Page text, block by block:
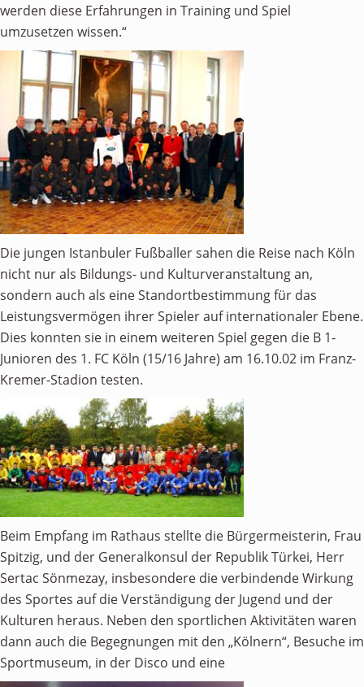
werden diese Erfahrungen in Training und Spiel
umzusetzen wissen.“
Die jungen Istanbuler Fußballer sahen die Reise nach Köln
nicht nur als Bildungs- und Kulturveranstaltung an,
sondern auch als eine Standortbestimmung für das
Leistungsvermögen ihrer Spieler auf internationaler Ebene.
Dies konnten sie in einem weiteren Spiel gegen die B 1-
Junioren des 1. FC Köln (15/16 Jahre) am 16.10.02 im Franz-
Kremer-Stadion testen.
Beim Empfang im Rathaus stellte die Bürgermeisterin, Frau
Spitzig, und der Generalkonsul der Republik Türkei, Herr
Sertac Sönmezay, insbesondere die verbindende Wirkung
des Sportes auf die Verständigung der Jugend und der
Kulturen heraus. Neben den sportlichen Aktivitäten waren
dann auch die Begegnungen mit den „Kölnern“, Besuche im
Sportmuseum, in der Disco und eine